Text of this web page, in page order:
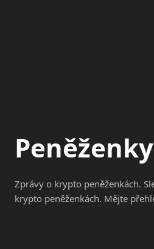
Peněženky
Zprávy o krypto peněženkách.
krypto peněženkách. Mějte